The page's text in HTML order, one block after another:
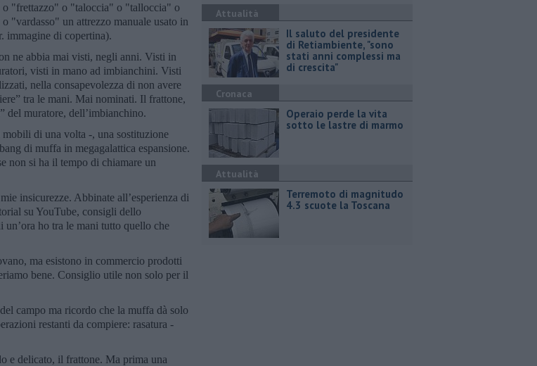
o "frettazzo" o "taloccia" o "talloccia" o
"vardasso" un attrezzo manuale usato in
immagine di copertina).
ne abbia mai visti, negli anni. Visti in
visti in mano ad imbianchini. Visti
nella consapevolezza di non avere
tra le mani. Mai nominati. Il frattone,
del muratore, dell’imbianchino.
di una volta -, una sostituzione
di muffa in megagalattica espansione.
non si ha il tempo di chiamare un
insicurezze. Abbinate all’esperienza di
su YouTube, consigli dello
ho tra le mani tutto quello che
ma esistono in commercio prodotti
bene. Consiglio utile non solo per il
campo ma ricordo che la muffa dà solo
restanti da compiere: rasatura -
e delicato, il frattone. Ma prima una
Attualità
Il saluto del presidente
di Retiambiente, "sono
stati anni complessi ma
di crescita"
Cronaca
Operaio perde la vita
sotto le lastre di marmo
Attualità
Terremoto di magnitudo
4.3 scuote la Toscana